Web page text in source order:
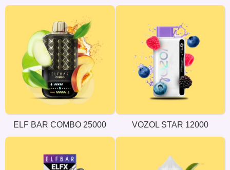
ELF BAR COMBO 25000 VOZOL STAR 12000